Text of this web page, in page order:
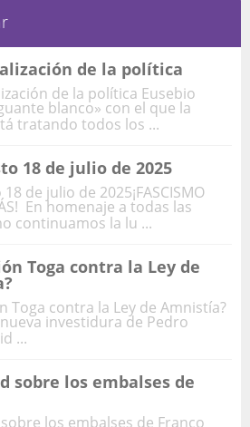
de la política
de la política Eusebio
blanco» con el que la
tratando todos los ...
18 de julio de 2025
de julio de 2025¡FASCISMO
En homenaje a todas las
continuamos la lu ...
Toga contra la Ley de
Toga contra la Ley de Amnistía?
investidura de Pedro
...
sobre los embalses de
los embalses de Franco